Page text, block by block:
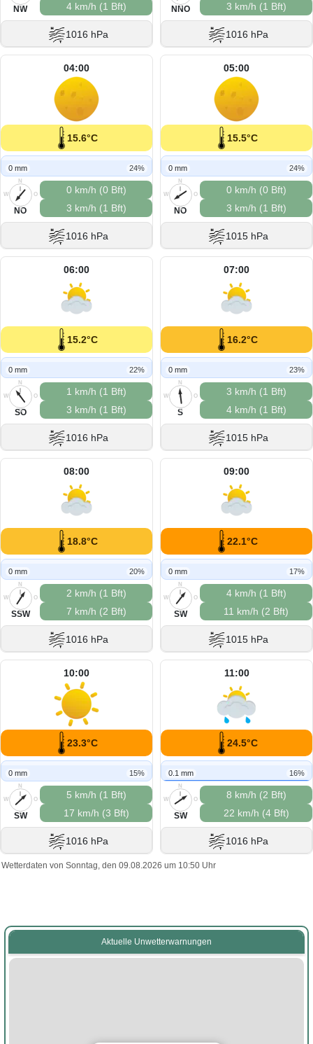
S
NW
4 km/h (1 Bft)
1016 hPa
S
NNO
3 km/h (1 Bft)
1016 hPa
04:00
15.6°C
0 mm 24%
N
O
S
W
NO
0 km/h (0 Bft)
3 km/h (1 Bft)
1016 hPa
05:00
15.5°C
0 mm 24%
N
O
S
W
NO
0 km/h (0 Bft)
3 km/h (1 Bft)
1015 hPa
06:00
15.2°C
0 mm 22%
N
O
S
W
SO
1 km/h (1 Bft)
3 km/h (1 Bft)
1016 hPa
07:00
16.2°C
0 mm 23%
N
O
S
W
S
3 km/h (1 Bft)
4 km/h (1 Bft)
1015 hPa
08:00
18.8°C
0 mm 20%
N
O
S
W
SSW
2 km/h (1 Bft)
7 km/h (2 Bft)
1016 hPa
09:00
22.1°C
0 mm 17%
N
O
S
W
SW
4 km/h (1 Bft)
11 km/h (2 Bft)
1015 hPa
10:00
23.3°C
0 mm 15%
N
O
S
W
SW
5 km/h (1 Bft)
17 km/h (3 Bft)
1016 hPa
11:00
24.5°C
0.1 mm 16%
N
O
S
W
SW
8 km/h (2 Bft)
22 km/h (4 Bft)
1016 hPa
Wetterdaten von Sonntag, den 09.08.2026 um 10:50 Uhr
Aktuelle Unwetterwarnungen